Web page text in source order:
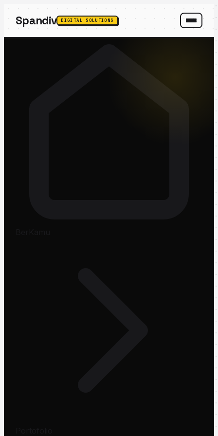
Spandiv DIGITAL SOLUTIONS
SPANDIV ASSISTANT